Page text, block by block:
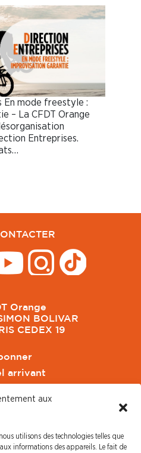
aux
utilisons des technologies telles que
aux informations des appareils. Le fait de
En mode freestyle :
– La CFDT Orange
Entreprises.
Orange
BOLIVAR
CEDEX 19
arrivant
Cadres